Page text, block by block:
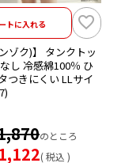
トに入れる
ゾク)】 タンクトッ
し 冷感綿100％ ひ
つきにくい LLサイ
のところ
1,122 税込